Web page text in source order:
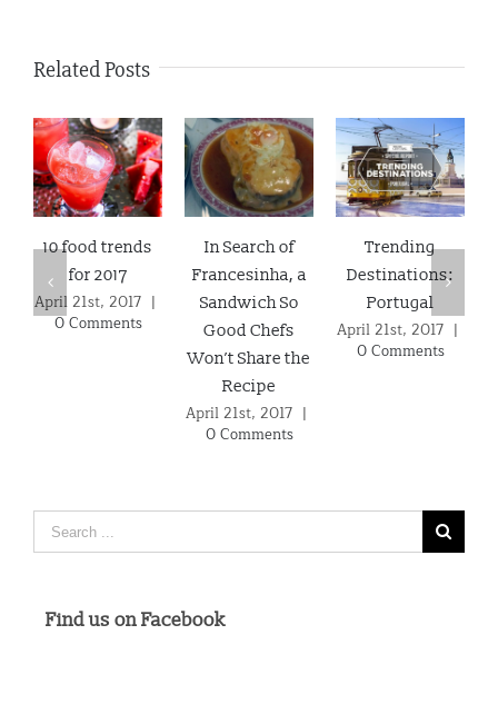
Related Posts
10 food trends
for 2017
April 21st, 2017
0 Comments
In Search of
Francesinha, a
Sandwich So
Good Chefs
Won’t Share the
Recipe
April 21st, 2017
0 Comments
Trending
Destinations:
Portugal
April 21st, 2017
0 Comments
Search
for:
Find us on Facebook